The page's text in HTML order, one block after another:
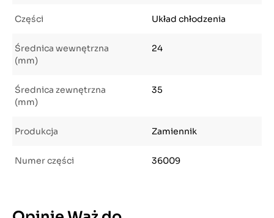
Części Układ chłodzenia
Średnica wewnętrzna
(mm)
24
Średnica zewnętrzna
(mm)
35
Produkcja Zamiennik
Numer części 36009